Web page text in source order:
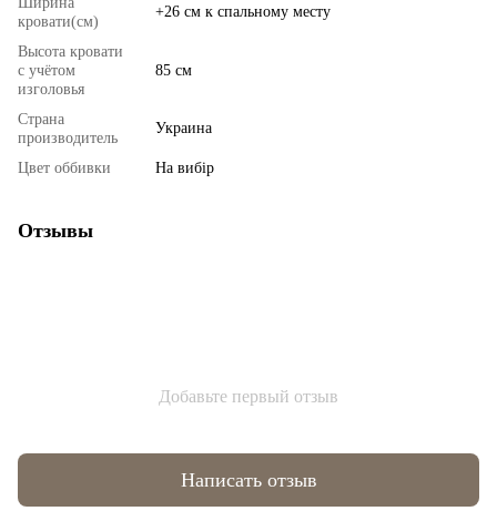
кровати(см)
+26 см к спальному месту
Высота кровати
с учётом
изголовья
85 см
Страна
производитель
Украина
Цвет оббивки На вибір
Отзывы
Добавьте первый отзыв
Написать отзыв